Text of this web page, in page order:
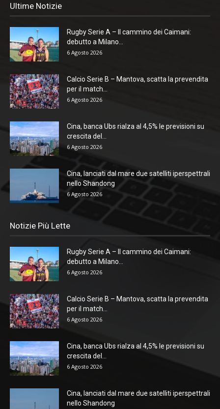
Ultime Notizie
Rugby Serie A – Il cammino dei Caimani:
debutto a Milano...
6 Agosto 2026
Calcio Serie B – Mantova, scatta la prevendita
per il match...
6 Agosto 2026
Cina, banca Ubs rialza al 4,5% le previsioni su
crescita del...
6 Agosto 2026
Cina, lanciati dal mare due satelliti iperspettrali
nello Shandong
6 Agosto 2026
Notizie Più Lette
Rugby Serie A – Il cammino dei Caimani:
debutto a Milano...
6 Agosto 2026
Calcio Serie B – Mantova, scatta la prevendita
per il match...
6 Agosto 2026
Cina, banca Ubs rialza al 4,5% le previsioni su
crescita del...
6 Agosto 2026
Cina, lanciati dal mare due satelliti iperspettrali
nello Shandong